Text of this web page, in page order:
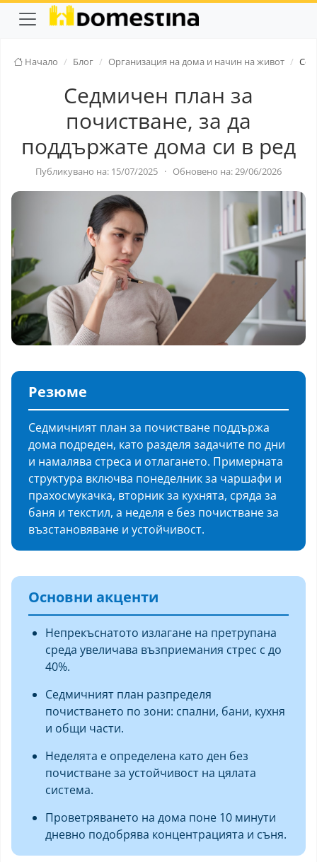
Начало Блог Организация на дома и начин на живот
Седмичен план за
почистване, за да
поддържате дома си в ред
Публикувано на: 15/07/2025 · Обновено на: 29/06/2026
Резюме
Седмичният план за почистване поддържа
дома подреден, като разделя задачите по дни
и намалява стреса и отлагането. Примерната
структура включва понеделник за чаршафи и
прахосмукачка, вторник за кухнята, сряда за
баня и текстил, а неделя е без почистване за
възстановяване и устойчивост.
Основни акценти
Непрекъснатото излагане на претрупана
среда увеличава възприемания стрес с до
40%.
Седмичният план разпределя
почистването по зони: спални, бани, кухня
и общи части.
Неделята е определена като ден без
почистване за устойчивост на цялата
система.
Проветряването на дома поне 10 минути
дневно подобрява концентрацията и съня.